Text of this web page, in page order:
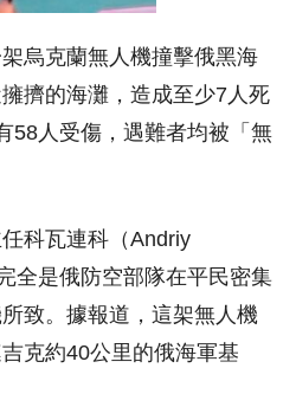
烏克蘭無人機撞擊俄黑海
擠的海灘，造成至少7人死
58人受傷，遇難者均被「無
科瓦連科（Andriy
全是俄防空部隊在平民密集
致。據報道，這架無人機
克約40公里的俄海軍基